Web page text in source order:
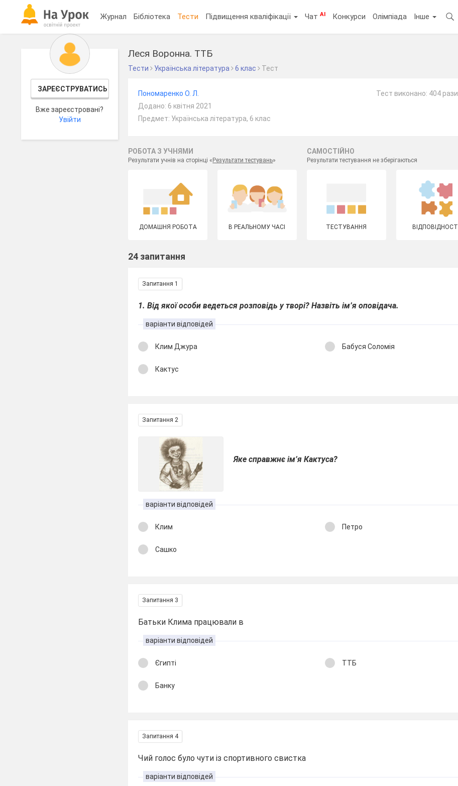
Журнал Бібліотека Тести Підвищення кваліфікації ЧатAI Конкурси Олімпіада Інше
ЗАРЕЄСТРУВАТИСЬ
Вже зареєстровані?
Увійти
Леся Воронна. ТТБ
Тести Українська література 6 клас Тест
Пономаренко О. Л.
Додано: 6 квітня 2021
Предмет: Українська література, 6 клас
Тест виконано: 404 рази
РОБОТА З УЧНЯМИ
Результати учнів на сторінці « Результати тестувань»
САМОСТІЙНО
Результати тестування не зберігаються
ДОМАШНЯ РОБОТА В РЕАЛЬНОМУ ЧАСІ ТЕСТУВАННЯ ВІДПОВІДНОСТІ
24 запитання
Запитання 1
1. Від якої особи ведеться розповідь у творі? Назвіть ім’я оповідача.
варіанти відповідей
Клим Джура Бабуся Соломія
Кактус
Запитання 2
Яке справжнє ім’я Кактуса?
варіанти відповідей
Клим Петро
Сашко
Запитання 3
Батьки Клима працювали в
варіанти відповідей
Єгипті ТТБ
Банку
Запитання 4
Чий голос було чути із спортивного свистка
варіанти відповідей